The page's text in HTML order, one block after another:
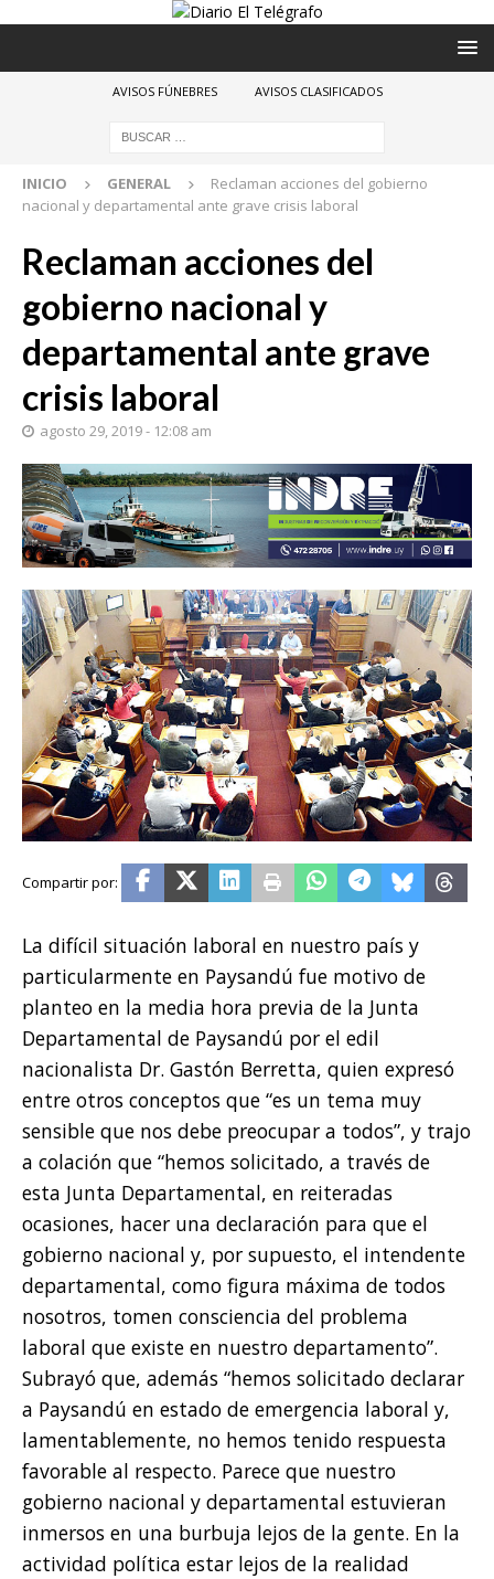
AVISOS FÚNEBRES AVISOS CLASIFICADOS
INICIO GENERAL
Reclaman acciones del gobierno
nacional y departamental ante grave crisis laboral
Reclaman acciones del
gobierno nacional y
departamental ante grave
crisis laboral
agosto 29, 2019 - 12:08 am
La difícil situación laboral en nuestro país y
particularmente en Paysandú fue motivo de
planteo en la media hora previa de la Junta
Departamental de Paysandú por el edil
nacionalista Dr. Gastón Berretta, quien expresó
entre otros conceptos que “es un tema muy
sensible que nos debe preocupar a todos”, y trajo
a colación que “hemos solicitado, a través de
esta Junta Departamental, en reiteradas
ocasiones, hacer una declaración para que el
gobierno nacional y, por supuesto, el intendente
departamental, como figura máxima de todos
nosotros, tomen consciencia del problema
laboral que existe en nuestro departamento”.
Subrayó que, además “hemos solicitado declarar
a Paysandú en estado de emergencia laboral y,
lamentablemente, no hemos tenido respuesta
favorable al respecto. Parece que nuestro
gobierno nacional y departamental estuvieran
inmersos en una burbuja lejos de la gente. En la
actividad política estar lejos de la realidad